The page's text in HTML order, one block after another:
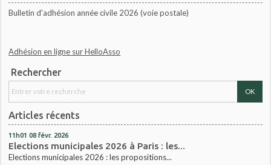
Bulletin d'adhésion année civile 2026 (voie postale)
Adhésion en ligne sur HelloAsso
Rechercher
Articles récents
11h01 08 févr. 2026
Elections municipales 2026 à Paris : les...
Elections municipales 2026 : les propositions...